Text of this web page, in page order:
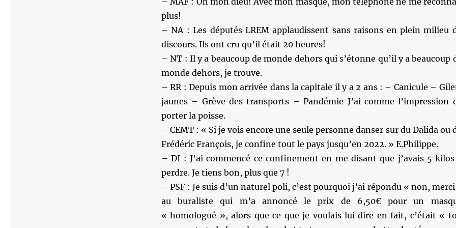
plus!
– NA : Les députés LREM applaudissent sans raisons en plein milieu
discours. Ils ont cru qu’il était 20 heures!
– NT : Il y a beaucoup de monde dehors qui s’étonne qu’il y a beaucoup
monde dehors, je trouve.
– RR : Depuis mon arrivée dans la capitale il y a 2 ans : – Canicule –
jaunes – Grève des transports – Pandémie J’ai comme l’impression
porter la poisse.
– CEMT : « Si je vois encore une seule personne danser sur du Dalida ou
Frédéric François, je confine tout le pays jusqu’en 2022. » E.Philippe.
– DI : J’ai commencé ce confinement en me disant que j’avais 5
perdre. Je tiens bon, plus que 7 !
– PSF : Je suis d’un naturel poli, c’est pourquoi j’ai répondu « non,
au buraliste qui m’a annoncé le prix de 6,50€ pour un
« homologué », alors que ce que je voulais lui dire en fait, c’était «